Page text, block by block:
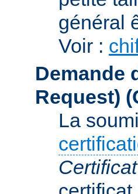
général
Voir :
Demande
Request)
La
Certificat